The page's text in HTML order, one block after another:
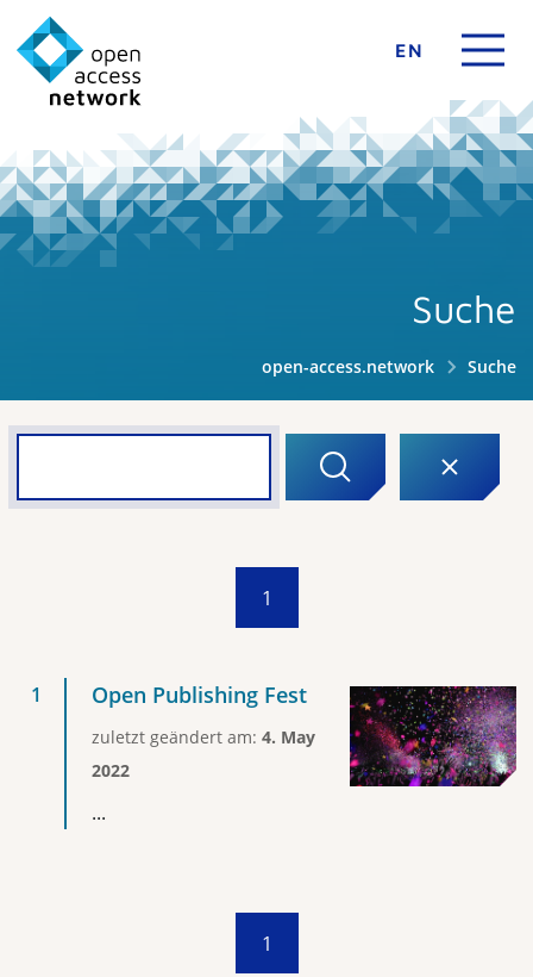
EN
Suche
open-access.network Suche
1
Open Publishing Fest
zuletzt geändert am: 4. May
2022
...
1